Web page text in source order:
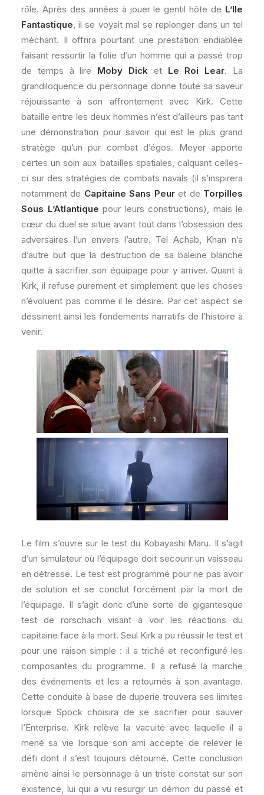
rôle. Après des années à jouer le gentil hôte de L’Ile
Fantastique, il se voyait mal se replonger dans un tel
méchant. Il offrira pourtant une prestation endiablée
faisant ressortir la folie d’un homme qui a passé trop
de temps à lire Moby Dick et Le Roi Lear. La
grandiloquence du personnage donne toute sa saveur
réjouissante à son affrontement avec Kirk. Cette
bataille entre les deux hommes n’est d’ailleurs pas tant
une démonstration pour savoir qui est le plus grand
stratège qu’un pur combat d’égos. Meyer apporte
certes un soin aux batailles spatiales, calquant celles-
ci sur des stratégies de combats navals (il s’inspirera
notamment de Capitaine Sans Peuret de Torpilles
Sous L’Atlantique pour leurs constructions), mais le
cœur du duel se situe avant tout dans l’obsession des
adversaires l’un envers l’autre. Tel Achab, Khan n’a
d’autre but que la destruction de sa baleine blanche
quitte à sacrifier son équipage pour y arriver. Quant à
Kirk, il refuse purement et simplement que les choses
n’évoluent pas comme il le désire. Par cet aspect se
dessinent ainsi les fondements narratifs de l’histoire à
venir.
Le film s’ouvre sur le test du Kobayashi Maru. Il s’agit
d’un simulateur où l’équipage doit secourir un vaisseau
en détresse. Le test est programmé pour ne pas avoir
de solution et se conclut forcément par la mort de
l’équipage. Il s’agit donc d’une sorte de gigantesque
test de rorschach visant à voir les réactions du
capitaine face à la mort. Seul Kirk a pu réussir le test et
pour une raison simple : il a triché et reconfiguré les
composantes du programme. Il a refusé la marche
des événements et les a retournés à son avantage.
Cette conduite à base de duperie trouvera ses limites
lorsque Spock choisira de se sacrifier pour sauver
l’Enterprise. Kirk relève la vacuité avec laquelle il a
mené sa vie lorsque son ami accepte de relever le
défi dont il s’est toujours détourné. Cette conclusion
amène ainsi le personnage à un triste constat sur son
existence, lui qui a vu resurgir un démon du passé et